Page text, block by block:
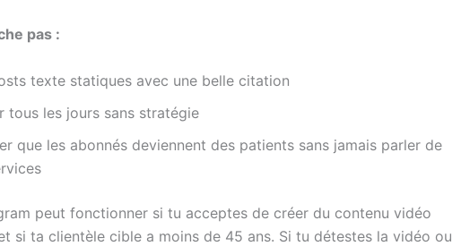
pas :
texte statiques avec une belle citation
tous les jours sans stratégie
que les abonnés deviennent des patients sans jamais parler de
peut fonctionner si tu acceptes de créer du contenu vidéo
si ta clientèle cible a moins de 45 ans. Si tu détestes la vidéo ou